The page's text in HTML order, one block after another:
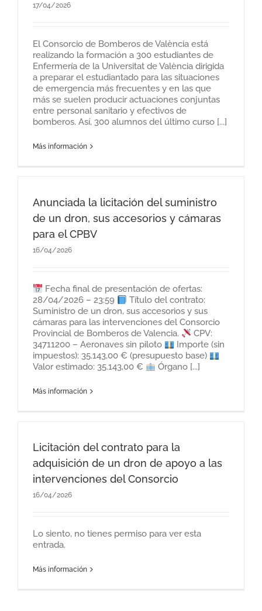
17/04/2026
El Consorcio de Bomberos de València está
realizando la formación a 300 estudiantes de
Enfermería de la Universitat de València dirigida
a preparar el estudiantado para las situaciones
de emergencia más frecuentes y en las que
más se suelen producir actuaciones conjuntas
entre personal sanitario y efectivos de
bomberos. Así, 300 alumnos del último curso [...]
Más información
Anunciada la licitación del suministro
de un dron, sus accesorios y cámaras
para el CPBV
16/04/2026
Fecha final de presentación de ofertas:
28/04/2026 – 23:59
Título del contrato:
Suministro de un dron, sus accesorios y sus
cámaras para las intervenciones del Consorcio
Provincial de Bomberos de Valencia.
CPV:
34711200 – Aeronaves sin piloto
Importe (sin
impuestos): 35.143,00 € (presupuesto base)
Valor estimado: 35.143,00 €
Órgano [...]
Más información
Licitación del contrato para la
adquisición de un dron de apoyo a las
intervenciones del Consorcio
16/04/2026
Lo siento, no tienes permiso para ver esta
entrada.
Más información